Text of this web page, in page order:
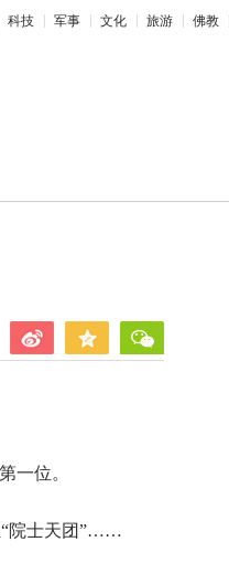
科技 军事 文化 旅游 佛教
一位。
“院士天团”……